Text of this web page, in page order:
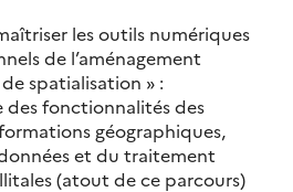
les outils numériques
de l’aménagement
spatialisation » :
des fonctionnalités des
géographiques,
et du traitement
(atout de ce parcours)